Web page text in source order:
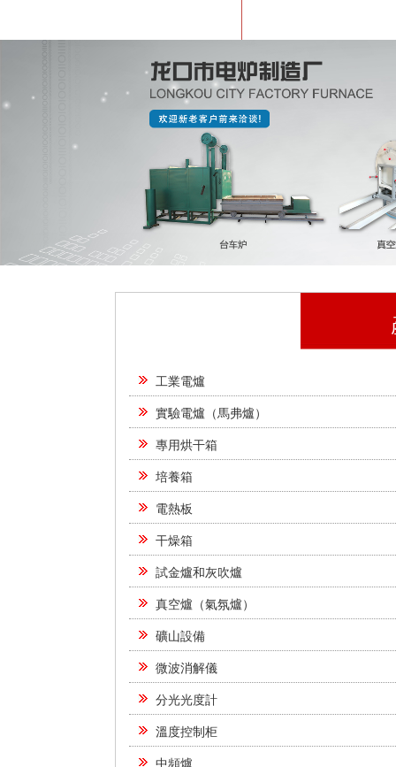
工業電爐
實驗電爐（馬弗爐）
專用烘干箱
培養箱
電熱板
干燥箱
試金爐和灰吹爐
真空爐（氣氛爐）
礦山設備
微波消解儀
分光光度計
溫度控制柜
中頻爐